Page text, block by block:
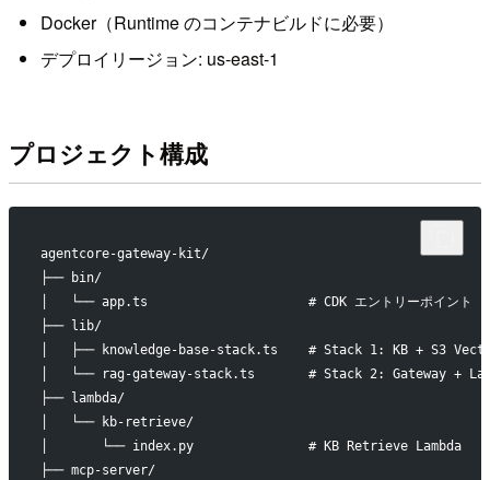
Docker（Runtime のコンテナビルドに必要）
デプロイリージョン: us-east-1
プロジェクト構成
agentcore-gateway-kit/
├── bin/
│   └── app.ts                     # CDK エントリーポイント
├── lib/
│   ├── knowledge-base-stack.ts    # Stack 1: KB + S3
│   └── rag-gateway-stack.ts       # Stack 2: Gateway +
├── lambda/
│   └── kb-retrieve/
│       └── index.py               # KB Retrieve Lambda
├── mcp-server/